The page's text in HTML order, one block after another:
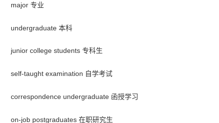
major 专业
undergraduate 本科
junior college students 专科生
self-taught examination 自学考试
correspondence undergraduate 函授学习
on-job postgraduates 在职研究生